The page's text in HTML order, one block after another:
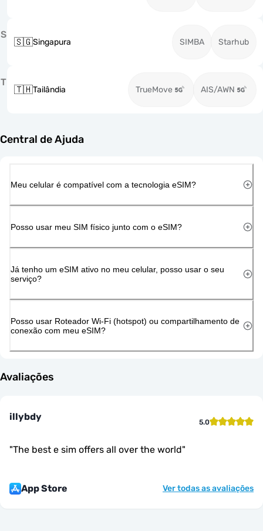
S
🇸🇬Singapura SIMBA Starhub
T
🇹🇭Tailândia TrueMove AIS/AWN
Central de Ajuda
Meu celular é compatível com a tecnologia eSIM?
Posso usar meu SIM físico junto com o eSIM?
Já tenho um eSIM ativo no meu celular, posso usar o seu
serviço?
Posso usar Roteador Wi-Fi (hotspot) ou compartilhamento de
conexão com meu eSIM?
Avaliações
illybdy 5.0
"The best e sim offers all over the world"
App Store Ver todas as avaliações